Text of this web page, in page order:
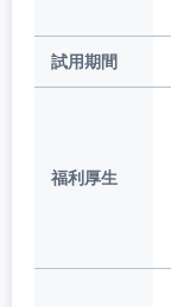
試用期間
福利厚生